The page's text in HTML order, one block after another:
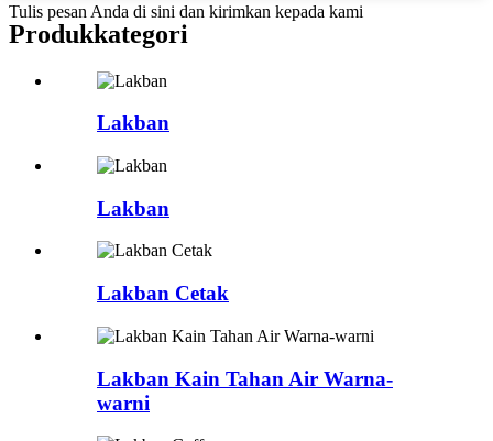
Tulis pesan Anda di sini dan kirimkan kepada kami
Produkkategori
Lakban
Lakban
Lakban Cetak
Lakban Kain Tahan Air Warna-
warni